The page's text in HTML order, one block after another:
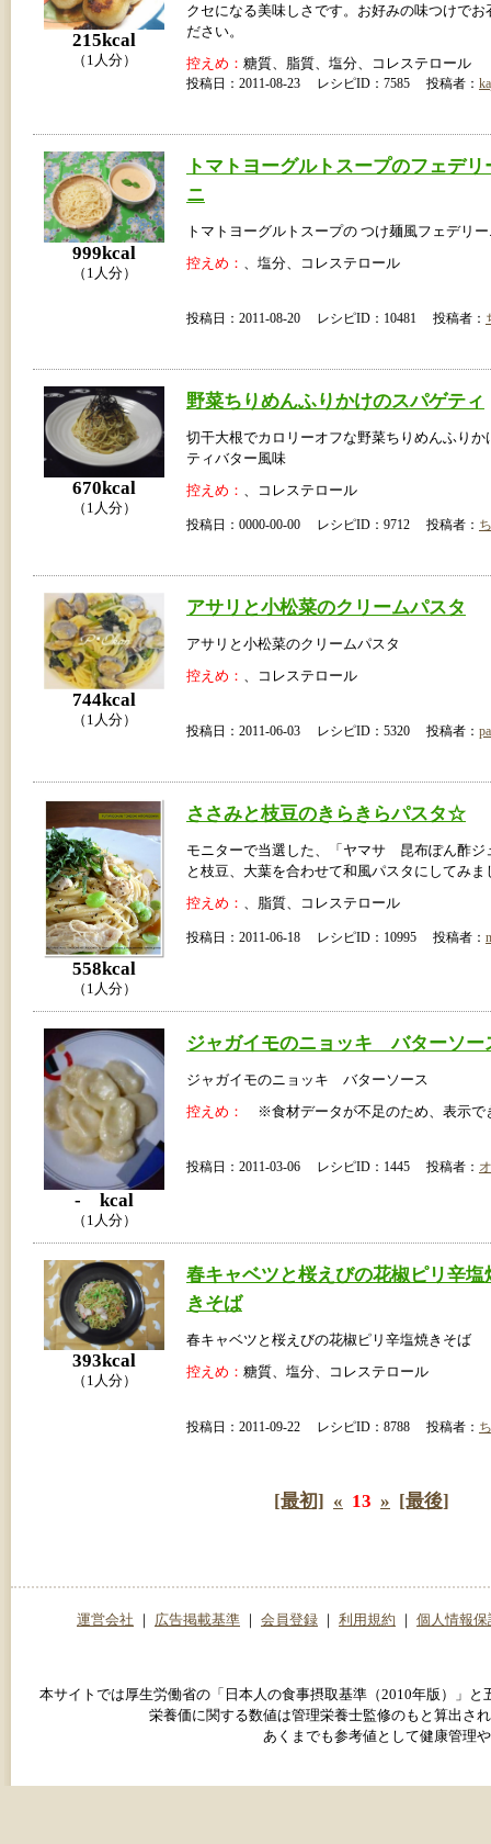
215kcal
（1人分）
クセになる美味しさです。お好みの味つけでお
ださい。
控えめ： 糖質、脂質、塩分、コレステロール
投稿日：2011-08-23 レシピID：7585 投稿者：
999kcal
（1人分）
トマトヨーグルトスープのフェデリ
ニ
トマトヨーグルトスープの つけ麺風フェデリ
控えめ： 、塩分、コレステロール
投稿日：2011-08-20 レシピID：10481 投稿者：
670kcal
（1人分）
野菜ちりめんふりかけのスパゲティ
切干大根でカロリーオフな野菜ちりめんふりか
ティバター風味
控えめ： 、コレステロール
投稿日：0000-00-00 レシピID：9712 投稿者：
744kcal
（1人分）
アサリと小松菜のクリームパスタ
アサリと小松菜のクリームパスタ
控えめ： 、コレステロール
投稿日：2011-06-03 レシピID：5320 投稿者：
558kcal
（1人分）
ささみと枝豆のきらきらパスタ☆
モニターで当選した、「ヤマサ 昆布ぽん酢ジ
と枝豆、大葉を合わせて和風パスタにしてみま
控えめ： 、脂質、コレステロール
投稿日：2011-06-18 レシピID：10995 投稿者：
- kcal
（1人分）
ジャガイモのニョッキ バターソー
ジャガイモのニョッキ バターソース
控えめ： ※食材データが不足のため、表示で
投稿日：2011-03-06 レシピID：1445 投稿者：
393kcal
（1人分）
春キャベツと桜えびの花椒ピリ辛塩
きそば
春キャベツと桜えびの花椒ピリ辛塩焼きそば
控えめ： 糖質、塩分、コレステロール
投稿日：2011-09-22 レシピID：8788 投稿者：
[最初] « 13 » [最後]
運営会社 ｜ 広告掲載基準 ｜ 会員登録 ｜ 利用規約 ｜ 個人情報保
本サイトでは厚生労働省の「日本人の食事摂取基準（2010年版）」
栄養価に関する数値は管理栄養士監修のもと算出さ
あくまでも参考値として健康管理